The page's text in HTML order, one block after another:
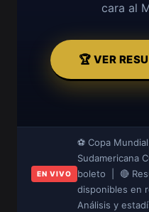
cara al
🏆 VER
EN VIVO
⚽ Copa
Sudamericana
boleto | 🔴
disponibles en
Análisis y